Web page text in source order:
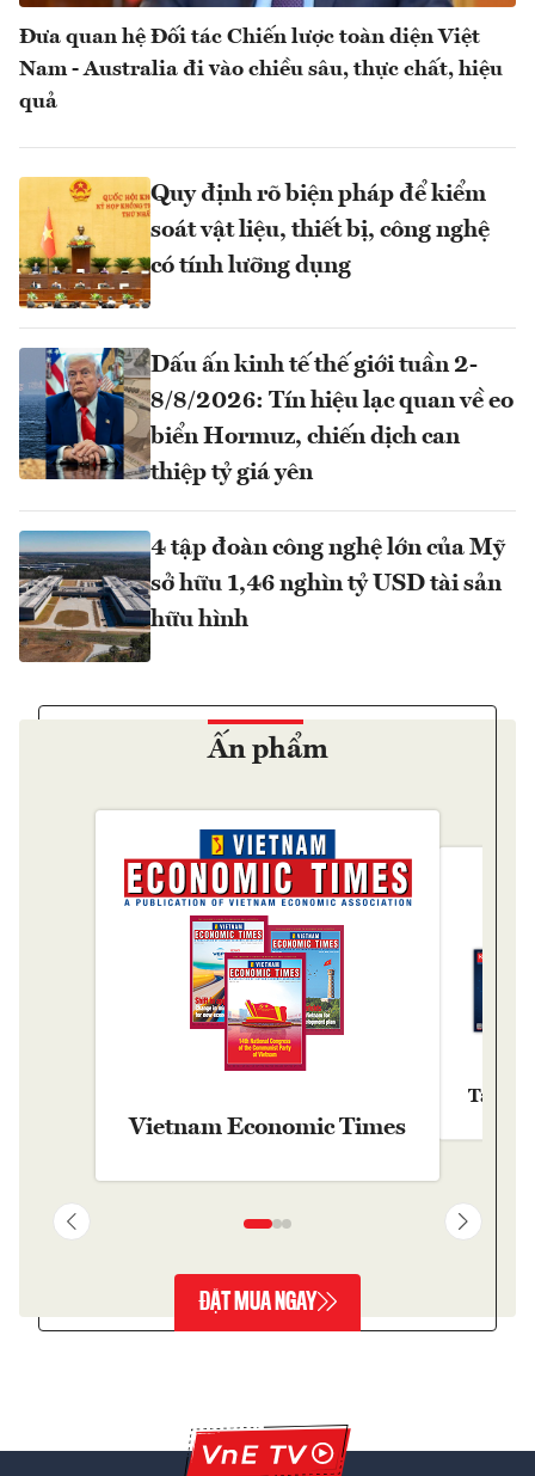
Đưa quan hệ Đối tác Chiến lược toàn diện Việt
Nam - Australia đi vào chiều sâu, thực chất, hiệu
quả
Quy định rõ biện pháp để kiểm
soát vật liệu, thiết bị, công nghệ
có tính lưỡng dụng
Dấu ấn kinh tế thế giới tuần 2-
8/8/2026: Tín hiệu lạc quan về eo
biển Hormuz, chiến dịch can
thiệp tỷ giá yên
4 tập đoàn công nghệ lớn của Mỹ
sở hữu 1,46 nghìn tỷ USD tài sản
hữu hình
Ấn phẩm
Vietnam Economic Times
Tạp
ĐẶT MUA NGAY